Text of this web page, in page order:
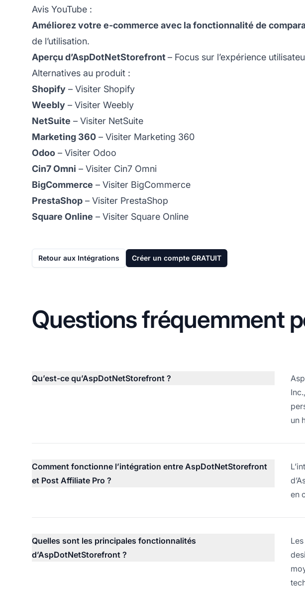
Avis YouTube :
Améliorez votre e-commerce avec la fonctionnalité de
de l’utilisation.
Aperçu d’AspDotNetStorefront – Focus sur l’expérience
Alternatives au produit :
Shopify – Visiter Shopify
Weebly – Visiter Weebly
NetSuite – Visiter NetSuite
Marketing 360 – Visiter Marketing 360
Odoo – Visiter Odoo
Cin7 Omni – Visiter Cin7 Omni
BigCommerce – Visiter BigCommerce
PrestaShop – Visiter PrestaShop
Square Online – Visiter Square Online
Retour aux Intégrations Créer un compte GRATUIT
Questions fréquemment
Qu’est-ce qu’AspDotNetStorefront ?
un
Comment fonctionne l’intégration entre AspDotNetStorefront
et Post Affiliate Pro ?
en
Quelles sont les principales fonctionnalités
d’AspDotNetStorefront ?